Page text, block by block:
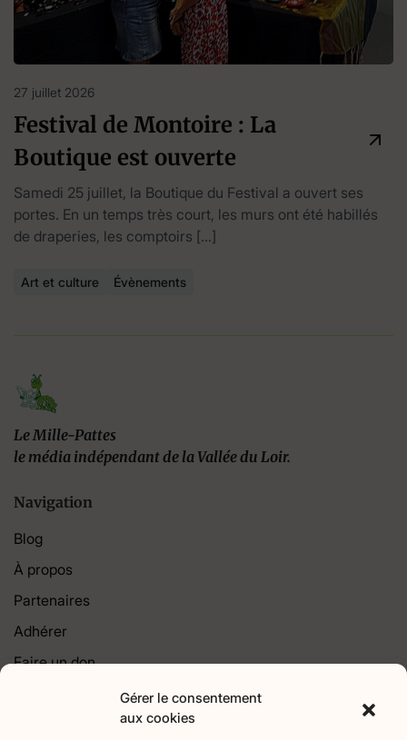
Gérer le consentement
aux cookies
27 juillet 2026
Festival de Montoire : La
Boutique est ouverte
Samedi 25 juillet, la Boutique du Festival a ouvert ses
portes. En un temps très court, les murs ont été habillés
de draperies, les comptoirs […]
Art et culture Évènements
Le Mille-Pattes
le média indépendant de la Vallée du Loir.
Navigation
Blog
À propos
Partenaires
Adhérer
Faire un don